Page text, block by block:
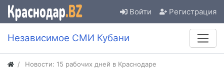
Войти Регистрация
Независимое СМИ Кубани
Новости: 15 рабочих дней в Краснодаре